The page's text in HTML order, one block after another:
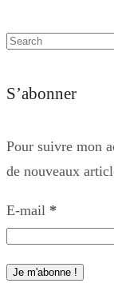
S’abonner
Pour suivre mon
de nouveaux
E-mail *